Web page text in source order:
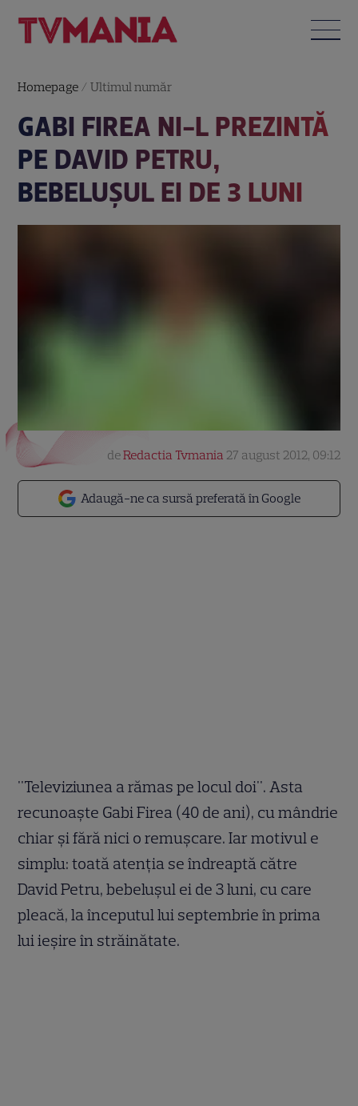
Homepage /Ultimul număr
GABI FIREA NI-L PREZINTĂ
PE DAVID PETRU,
BEBELUŞUL EI DE 3 LUNI
Adaugă-ne ca sursă preferată în Google
deRedactia Tvmania 27 august 2012, 09:12
"Televiziunea a rămas pe locul doi". Asta
recunoaşte Gabi Firea (40 de ani), cu mândrie
chiar şi fără nici o remuşcare. Iar motivul e
simplu: toată atenţia se îndreaptă către
David Petru, bebeluşul ei de 3 luni, cu care
pleacă, la începutul lui septembrie în prima
lui ieşire în străinătate.